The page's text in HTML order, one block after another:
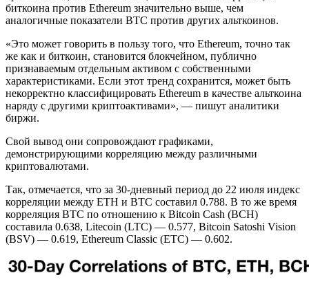
биткоина против Ethereum значительно выше, чем
аналогичные показатели BTC против других альткоинов.
«Это может говорить в пользу того, что Ethereum, точно так
же как и биткоин, становится блокчейном, публично
признаваемым отдельным активом с собственными
характеристиками. Если этот тренд сохранится, может быть
некорректно классифицировать Ethereum в качестве альткоина
наряду с другими криптоактивами», — пишут аналитики
биржи.
Свой вывод они сопровождают графиками,
демонстрирующими корреляцию между различными
криптовалютами.
Так, отмечается, что за 30-дневный период до 22 июля индекс
корреляции между ETH и BTC составил 0.788. В то же время
корреляция BTC по отношению к Bitcoin Cash (BCH)
составила 0.638, Litecoin (LTC) — 0.577, Bitcoin Satoshi Vision
(BSV) — 0.619, Ethereum Classic (ETC) — 0.602.